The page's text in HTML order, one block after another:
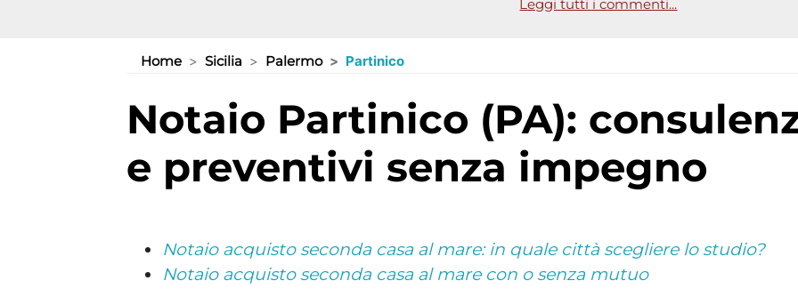
Leggi tutti i commenti...
Home Sicilia Palermo Partinico
Notaio Partinico (PA): consulenze
e preventivi senza impegno
Notaio acquisto seconda casa al mare: in quale città scegliere lo studio?
Notaio acquisto seconda casa al mare con o senza mutuo